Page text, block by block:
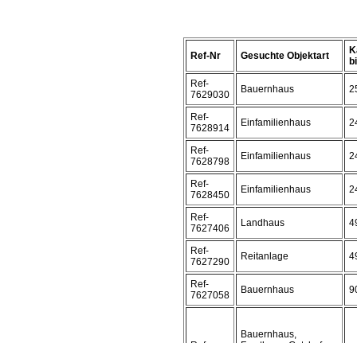
Ref-Nr Gesuchte Objektart
Ref-
7629030
Bauernhaus
Ref-
7628914
Einfamilienhaus
Ref-
7628798
Einfamilienhaus
Ref-
7628450
Einfamilienhaus
Ref-
7627406
Landhaus
Ref-
7627290
Reitanlage
Ref-
7627058
Bauernhaus
Bauernhaus,